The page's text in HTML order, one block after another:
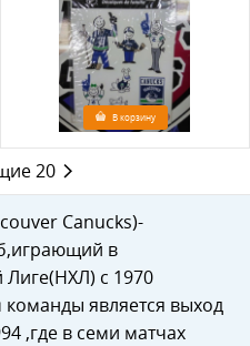
В корзину
20
Canucks)-
в
с 1970
является выход
,где в семи матчах